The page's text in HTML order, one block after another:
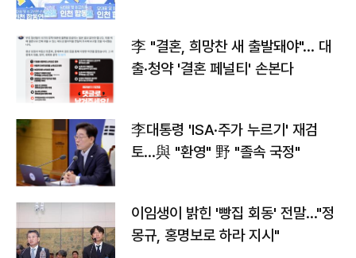
李 "결혼, 희망찬 새 출발돼야"… 대
출·청약 '결혼 페널티' 손본다
李대통령 'ISA·주가 누르기' 재검
토…與 "환영" 野 "졸속 국정"
이임생이 밝힌 '빵집 회동' 전말…"정
몽규, 홍명보로 하라 지시"